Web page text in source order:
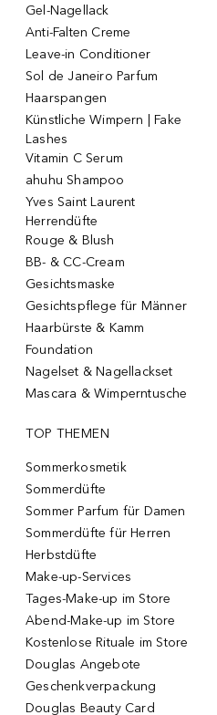
Gel-Nagellack
Anti-Falten Creme
Leave-in Conditioner
Sol de Janeiro Parfum
Haarspangen
Künstliche Wimpern | Fake
Lashes
Vitamin C Serum
ahuhu Shampoo
Yves Saint Laurent
Herrendüfte
Rouge & Blush
BB- & CC-Cream
Gesichtsmaske
Gesichtspflege für Männer
Haarbürste & Kamm
Foundation
Nagelset & Nagellackset
Mascara & Wimperntusche
TOP THEMEN
Sommerkosmetik
Sommerdüfte
Sommer Parfum für Damen
Sommerdüfte für Herren
Herbstdüfte
Make-up-Services
Tages-Make-up im Store
Abend-Make-up im Store
Kostenlose Rituale im Store
Douglas Angebote
Geschenkverpackung
Douglas Beauty Card